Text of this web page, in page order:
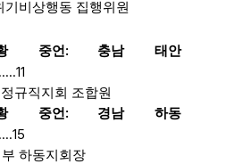
비상행동 집행위원
중언 : 충남 태안
11
규직지회 조합원
중언 : 경남 하동
15
부 하동지회장